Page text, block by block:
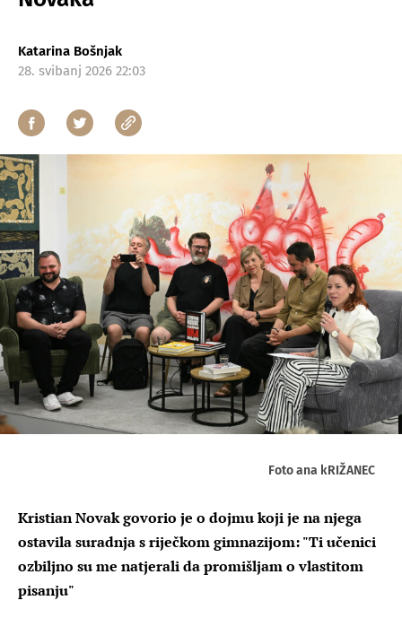
Katarina Bošnjak
28. svibanj 2026 22:03
Foto ana kRIŽANEC
Kristian Novak govorio je o dojmu koji je na njega
ostavila suradnja s riječkom gimnazijom: "Ti učenici
ozbiljno su me natjerali da promišljam o vlastitom
pisanju"